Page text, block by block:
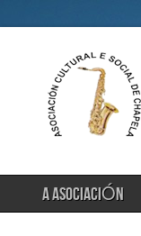
A ASOCIACIÓN